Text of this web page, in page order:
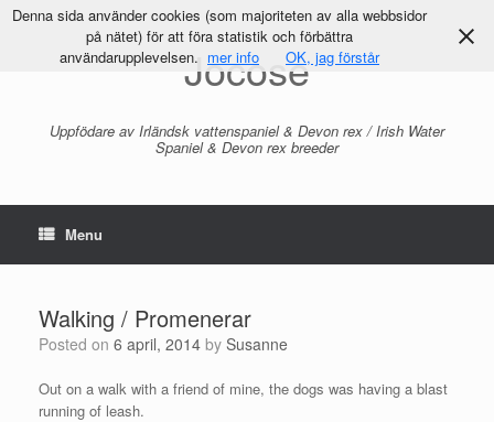
Jocose
Uppfödare av Irländsk vattenspaniel & Devon rex / Irish Water
Spaniel & Devon rex breeder
Menu
Walking / Promenerar
Posted on 6 april, 2014 by Susanne
Out on a walk with a friend of mine, the dogs was having a blast
running of leash.
Denna sida använder cookies (som majoriteten av alla webbsidor
på nätet) för att föra statistik och förbättra
användarupplevelsen. mer info OK, jag förstår